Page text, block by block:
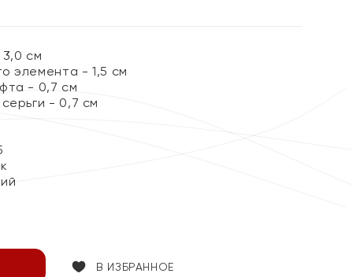
см
элемента - 1,5 см
- 0,7 см
- 0,7 см
В ИЗБРАННОЕ